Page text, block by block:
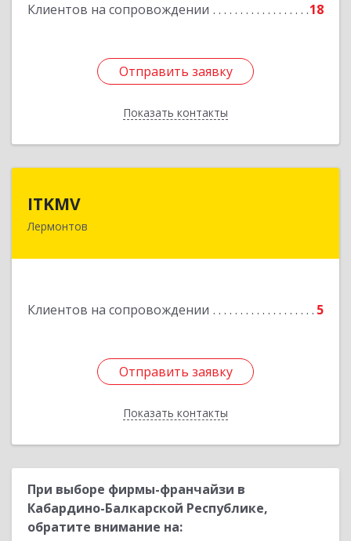
Клиентов на сопровождении 18
Отправить заявку
Показать контакты
Отправить заявку
Назад
ITKMV
Лермонтов
Клиентов на сопровождении 5
Отправить заявку
Показать контакты
Отправить заявку
Назад
При выборе фирмы-франчайзи в
Кабардино-Балкарской Республике,
обратите внимание на: